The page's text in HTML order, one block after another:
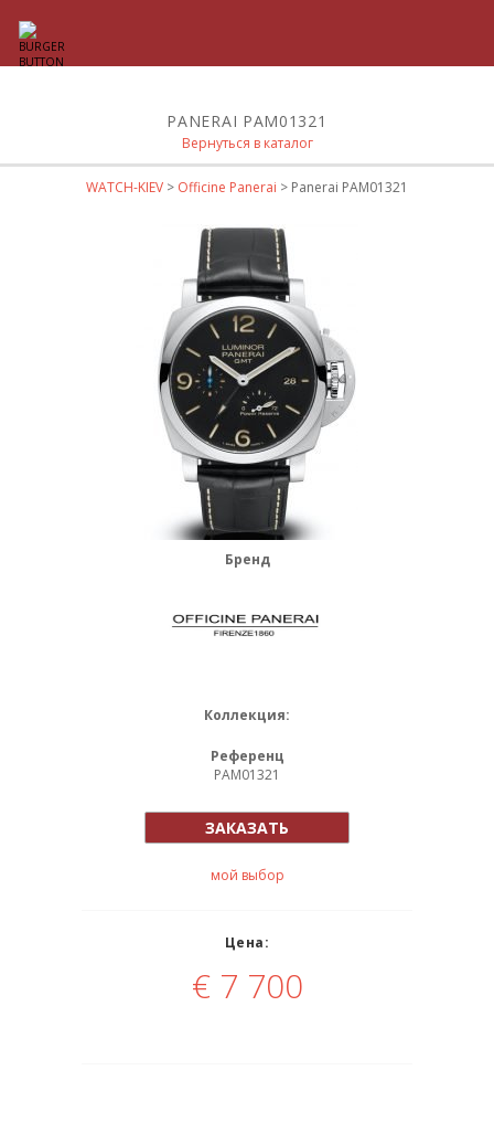
PANERAI PAM01321
Вернуться в каталог
WATCH-KIEV > Officine Panerai > Panerai PAM01321
Бренд
Коллекция:
Референц
PAM01321
ЗАКАЗАТЬ
мой выбор
Цена:
€7 700